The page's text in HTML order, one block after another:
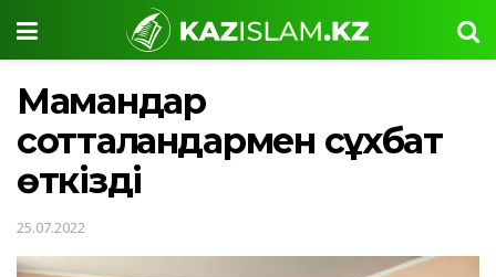
Мамандар
сотталғандармен сұхбат
өткізді
25.07.2022